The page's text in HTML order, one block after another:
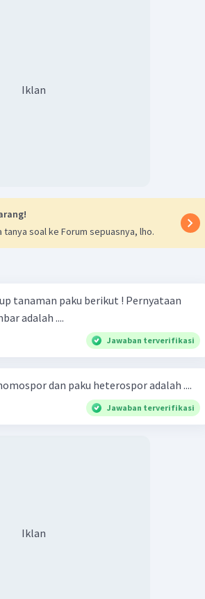
Iklan
tanya soal ke Forum sepuasnya, lho.
paku berikut ! Pernyataan
adalah ....
Jawaban terverifikasi
dan paku heterospor adalah ....
Jawaban terverifikasi
Iklan